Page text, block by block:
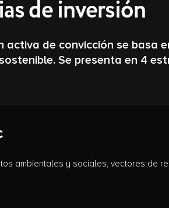
de inversión
activa de convicción se basa
Se presenta en 4
ambientales y sociales, vectores de